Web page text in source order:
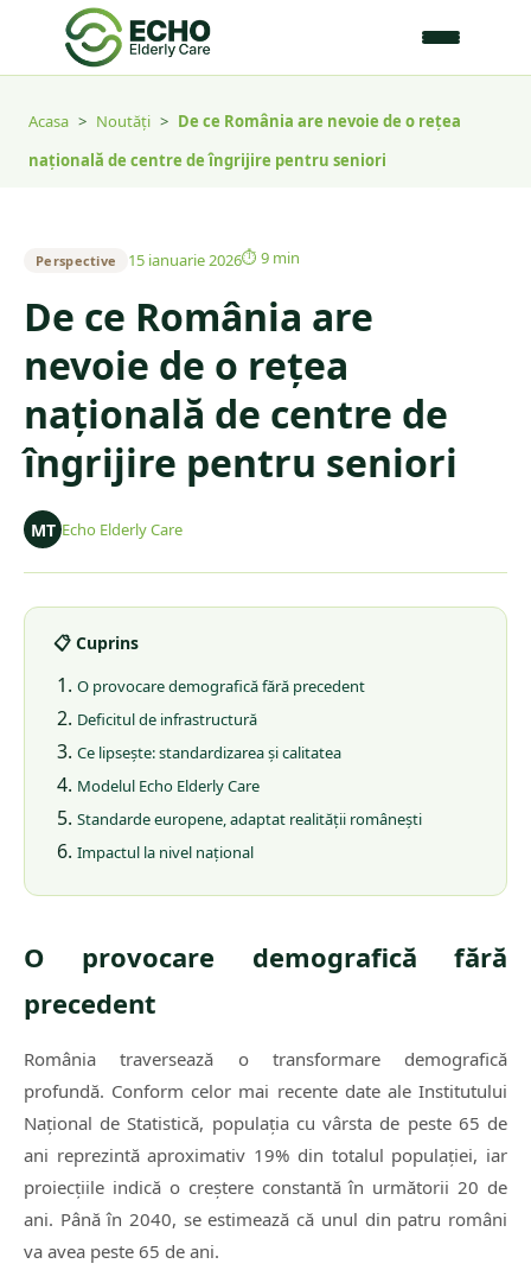
Acasa > Noutăți > De ce România are nevoie de o rețea
națională de centre de îngrijire pentru seniori
Perspective 15 ianuarie 2026⏱9 min
De ce România are
nevoie de o rețea
națională de centre de
îngrijire pentru seniori
MT Echo Elderly Care
📋 Cuprins
O provocare demografică fără precedent
Deficitul de infrastructură
Ce lipsește: standardizarea și calitatea
Modelul Echo Elderly Care
Standarde europene, adaptat realității românești
Impactul la nivel național
O provocare demografică fără
precedent
România traversează o transformare demografică
profundă. Conform celor mai recente date ale Institutului
Național de Statistică, populația cu vârsta de peste 65 de
ani reprezintă aproximativ 19% din totalul populației, iar
proiecțiile indică o creștere constantă în următorii 20 de
ani. Până în 2040, se estimează că unul din patru români
va avea peste 65 de ani.